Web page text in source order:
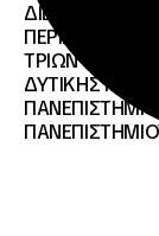
ΔΙΕΘΝΗΣ
ΤΡΙΩΝ ΤΩΝ
ΔΥΤΙΚΗΣ